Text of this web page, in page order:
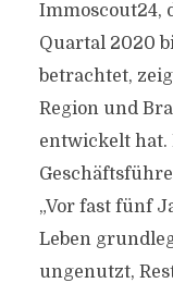
Immoscout24,
Quartal 2020
betrachtet,
Region und
entwickelt hat.
„Vor fast fünf
Leben
ungenutzt,